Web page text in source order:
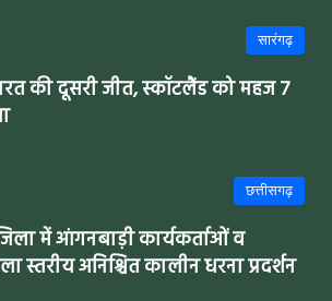
सारंगढ़
की दूसरी जीत, स्कॉटलैंड को महज 7
छत्तीसगढ़
में आंगनबाड़ी कार्यकर्ताओं व
स्तरीय अनिश्चित कालीन धरना प्रदर्शन